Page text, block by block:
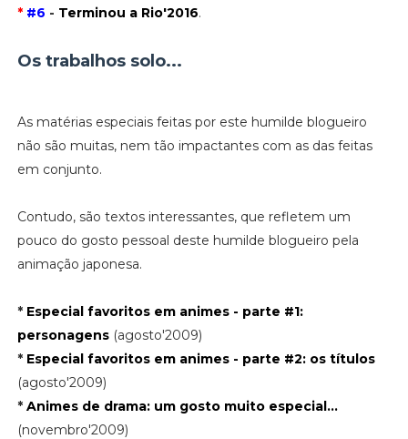
* #6 - Terminou a Rio'2016.
Os trabalhos solo...
As matérias especiais feitas por este humilde blogueiro
não são muitas, nem tão impactantes com as das feitas
em conjunto.
Contudo, são textos interessantes, que refletem um
pouco do gosto pessoal deste humilde blogueiro pela
animação japonesa.
* Especial favoritos em animes - parte #1:
personagens(agosto'2009)
* Especial favoritos em animes - parte #2: os títulos
(agosto'2009)
* Animes de drama: um gosto muito especial...
(novembro'2009)